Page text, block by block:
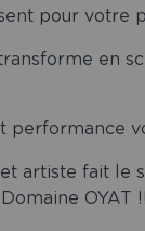
pour votre
en
performance
artiste fait le
OYAT !!